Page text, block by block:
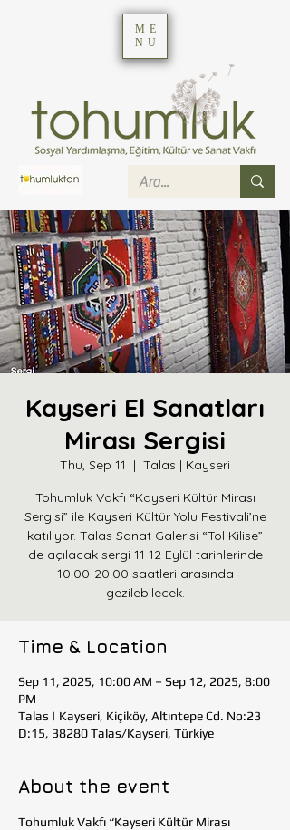
ME
NU
Kayseri El Sanatları
Mirası Sergisi
Thu, Sep 11
  |
Talas | Kayseri
Tohumluk Vakfı “Kayseri Kültür Mirası
Sergisi” ile Kayseri Kültür Yolu Festivali’ne
katılıyor. Talas Sanat Galerisi “Tol Kilise”
de açılacak sergi 11-12 Eylül tarihlerinde
10.00-20.00 saatleri arasında
gezilebilecek.
Time & Location
Sep 11, 2025, 10:00 AM – Sep 12, 2025, 8:00
PM
Talas | Kayseri, Kiçiköy, Altıntepe Cd. No:23
D:15, 38280 Talas/Kayseri, Türkiye
About the event
Tohumluk Vakfı “Kayseri Kültür Mirası